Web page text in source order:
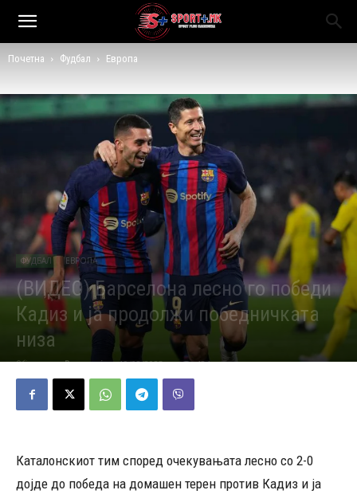
Почетна Фудбал Европа
ФУДБАЛ ЕВРОПА
(ВИДЕО) Барселона лесно го победи
Кадиз и ја продолжи победничката
низа
Објавено од Редакција - 19/02/2023 484
Каталонскиот тим според очекувањата лесно со 2-0
дојде до победа на домашен терен против Кадиз и ја